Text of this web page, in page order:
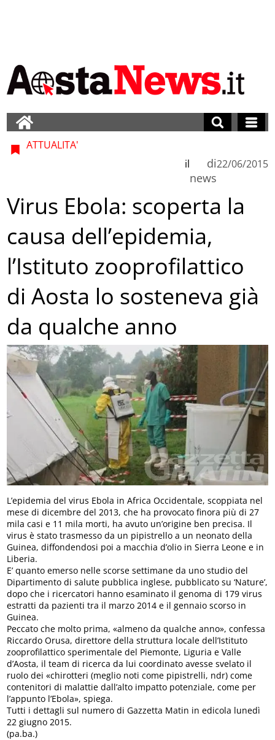
ATTUALITA'
di
news
il 22/06/2015
Virus Ebola: scoperta la
causa dell’epidemia,
l’Istituto zooprofilattico
di Aosta lo sosteneva già
da qualche anno
L’epidemia del virus Ebola in Africa Occidentale, scoppiata nel
mese di dicembre del 2013, che ha provocato finora più di 27
mila casi e 11 mila morti, ha avuto un’origine ben precisa. Il
virus è stato trasmesso da un pipistrello a un neonato della
Guinea, diffondendosi poi a macchia d’olio in Sierra Leone e in
Liberia.
E’ quanto emerso nelle scorse settimane da uno studio del
Dipartimento di salute pubblica inglese, pubblicato su ‘Nature’,
dopo che i ricercatori hanno esaminato il genoma di 179 virus
estratti da pazienti tra il marzo 2014 e il gennaio scorso in
Guinea.
Peccato che molto prima, «almeno da qualche anno», confessa
Riccardo Orusa, direttore della struttura locale dell’Istituto
zooprofilattico sperimentale del Piemonte, Liguria e Valle
d’Aosta, il team di ricerca da lui coordinato avesse svelato il
ruolo dei «chirotteri (meglio noti come pipistrelli, ndr) come
contenitori di malattie dall’alto impatto potenziale, come per
l’appunto l’Ebola», spiega.
Tutti i dettagli sul numero di Gazzetta Matin in edicola lunedì
22 giugno 2015.
(pa.ba.)